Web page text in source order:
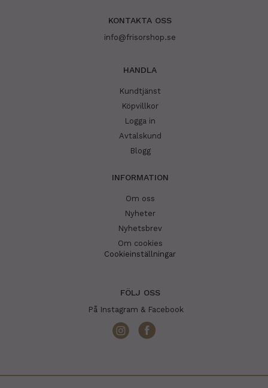
KONTAKTA OSS
info@frisorshop.se
HANDLA
Kundtjänst
Köpvillkor
Logga in
Avtalskund
Blogg
INFORMATION
Om oss
Nyheter
Nyhetsbrev
Om cookies
Cookieinställningar
FÖLJ OSS
På Instagram & Facebook